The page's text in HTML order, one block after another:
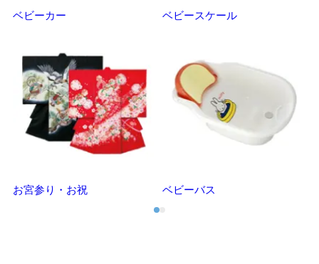
ベビーカー ベビースケール
お宮参り・お祝 ベビーバス